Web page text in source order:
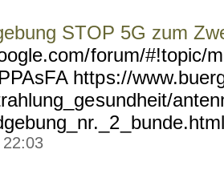
STOP 5G zum
forum/#!topic/
https://
sundheit/